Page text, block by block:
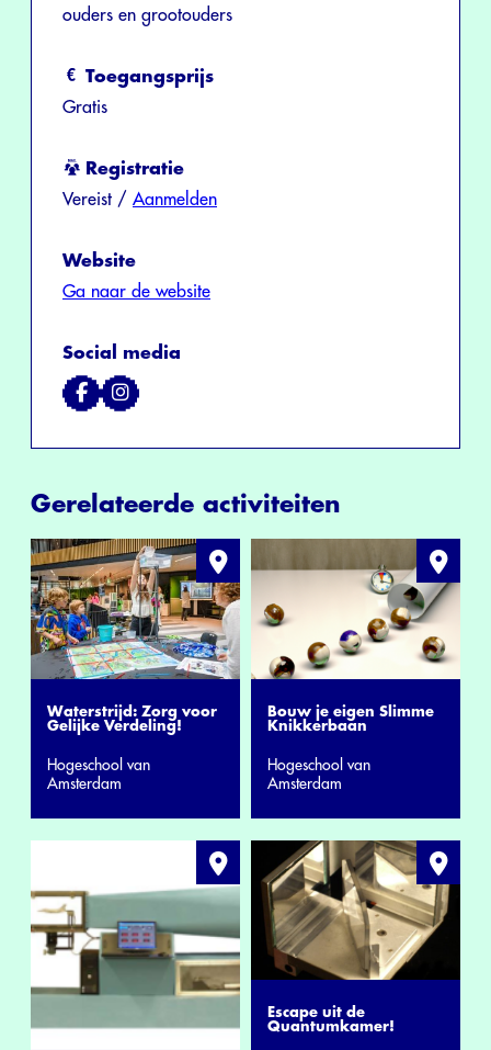
ouders en grootouders
Toegangsprijs
Gratis
Registratie
Vereist / Aanmelden
Website
Ga naar de website
Social media
Gerelateerde activiteiten
Waterstrijd: Zorg voor
Gelijke Verdeling!
Hogeschool van
Amsterdam
Bouw je eigen Slimme
Knikkerbaan
Hogeschool van
Amsterdam
Escape uit de
Quantumkamer!